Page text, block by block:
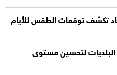
تكشف توقعات الطقس للأيام
البلديات لتحسين مستوى